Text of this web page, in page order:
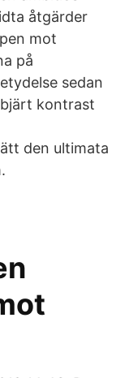
åtgärder
mot
på
sedan
kontrast
den ultimata